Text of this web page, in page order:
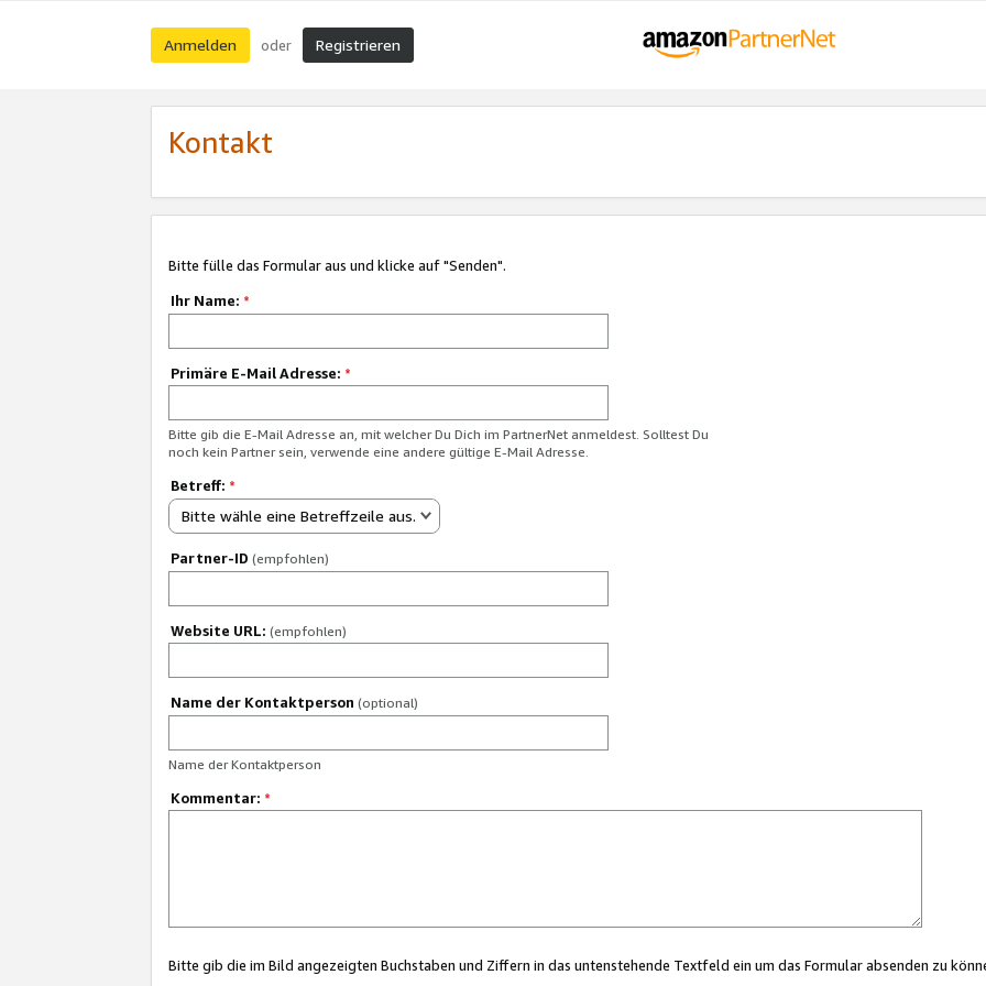
Anmelden oder Registrieren
Kontakt
Bitte fülle das Formular aus und klicke auf "Senden".
Ihr Name: *
Primäre E-Mail Adresse: *
Bitte gib die E-Mail Adresse an, mit welcher Du Dich im PartnerNet anmeldest. Solltest Du
noch kein Partner sein, verwende eine andere gültige E-Mail Adresse.
Betreff: *
Bitte wähle eine Betreffzeile aus.
Partner-ID (empfohlen)
Website URL: (empfohlen)
Name der Kontaktperson (optional)
Name der Kontaktperson
Kommentar: *
Bitte gib die im Bild angezeigten Buchstaben und Ziffern in das untenstehende Textfeld ein um das Formular absenden zu